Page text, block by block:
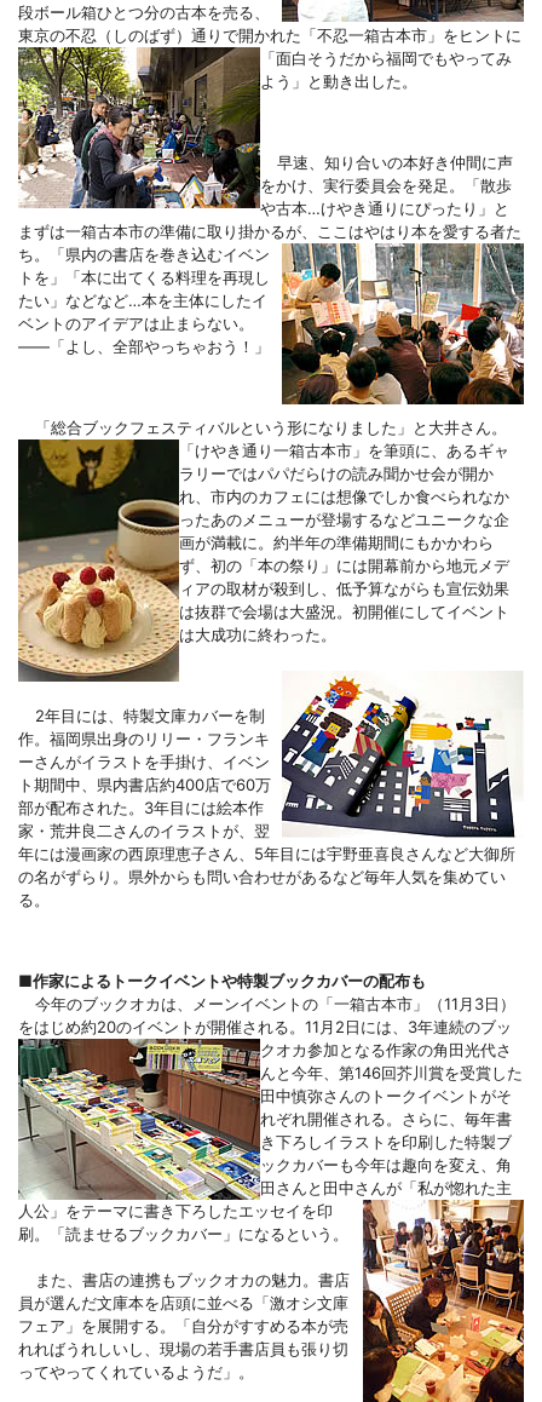
段ボール箱ひとつ分の古本を売る、
東京の不忍（しのばず）通りで開かれた「不忍一箱古本市」をヒントに
「面白そうだから福岡でもやってみ
よう」と動き出した。
早速、知り合いの本好き仲間に声
をかけ、実行委員会を発足。「散歩
や古本…けやき通りにぴったり」と
まずは一箱古本市の準備に取り掛かるが、ここはやはり本を愛する者た
ち。「県内の書店を巻き込むイベン
トを」「本に出てくる料理を再現し
たい」などなど…本を主体にしたイ
ベントのアイデアは止まらない。
――「よし、全部やっちゃおう！」
「総合ブックフェスティバルという形になりました」と大井さん。
「けやき通り一箱古本市」を筆頭に、あるギャ
ラリーではパパだらけの読み聞かせ会が開か
れ、市内のカフェには想像でしか食べられなか
ったあのメニューが登場するなどユニークな企
画が満載に。約半年の準備期間にもかかわら
ず、初の「本の祭り」には開幕前から地元メデ
ィアの取材が殺到し、低予算ながらも宣伝効果
は抜群で会場は大盛況。初開催にしてイベント
は大成功に終わった。
2年目には、特製文庫カバーを制
作。福岡県出身のリリー・フランキ
ーさんがイラストを手掛け、イベン
ト期間中、県内書店約400店で60万
部が配布された。3年目には絵本作
家・荒井良二さんのイラストが、翌
年には漫画家の西原理恵子さん、 5年目には宇野亜喜良さんなど大御所
の名がずらり。県外からも問い合わせがあるなど毎年人気を集めてい
る。
■作家によるトークイベントや特製ブックカバーの配布も
今年のブックオカは、メーンイベントの「一箱古本市」（11月3日）
をはじめ約20のイベントが開催される。 11月2日には、3年連続のブッ
クオカ参加となる作家の角田光代さ
んと今年、第146回芥川賞を受賞した
田中慎弥さんのトークイベントがそ
れぞれ開催される。さらに、毎年書
き下ろしイラストを印刷した特製ブ
ックカバーも今年は趣向を変え、角
田さんと田中さんが「私が惚れた主
人公」をテーマに書き下ろしたエッセイを印
刷。「読ませるブックカバー」になるという。
また、書店の連携もブックオカの魅力。書店
員が選んだ文庫本を店頭に並べる「激オシ文庫
フェア」を展開する。「自分がすすめる本が売
れればうれしいし、現場の若手書店員も張り切
ってやってくれているようだ」。